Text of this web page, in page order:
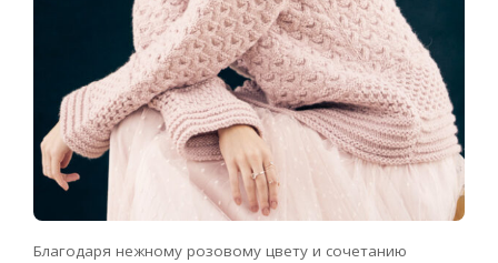
Благодаря нежному розовому цвету и сочетанию